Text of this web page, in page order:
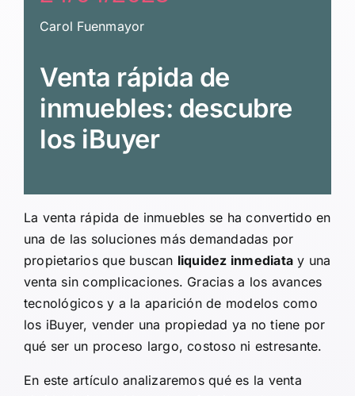
Carol Fuenmayor
Venta rápida de
inmuebles: descubre
los iBuyer
La venta rápida de inmuebles se ha convertido en
una de las soluciones más demandadas por
propietarios que buscan liquidez inmediata y una
venta sin complicaciones. Gracias a los avances
tecnológicos y a la aparición de modelos como
los iBuyer, vender una propiedad ya no tiene por
qué ser un proceso largo, costoso ni estresante.
En este artículo analizaremos qué es la venta